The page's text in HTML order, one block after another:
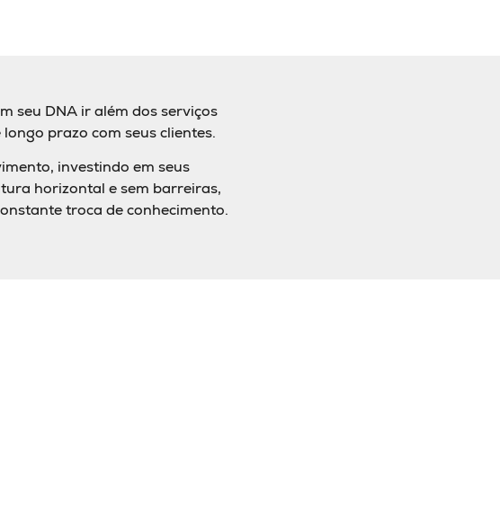
seu DNA ir além dos serviços
prazo com seus clientes.
investindo em seus
horizontal e sem barreiras,
troca de conhecimento.